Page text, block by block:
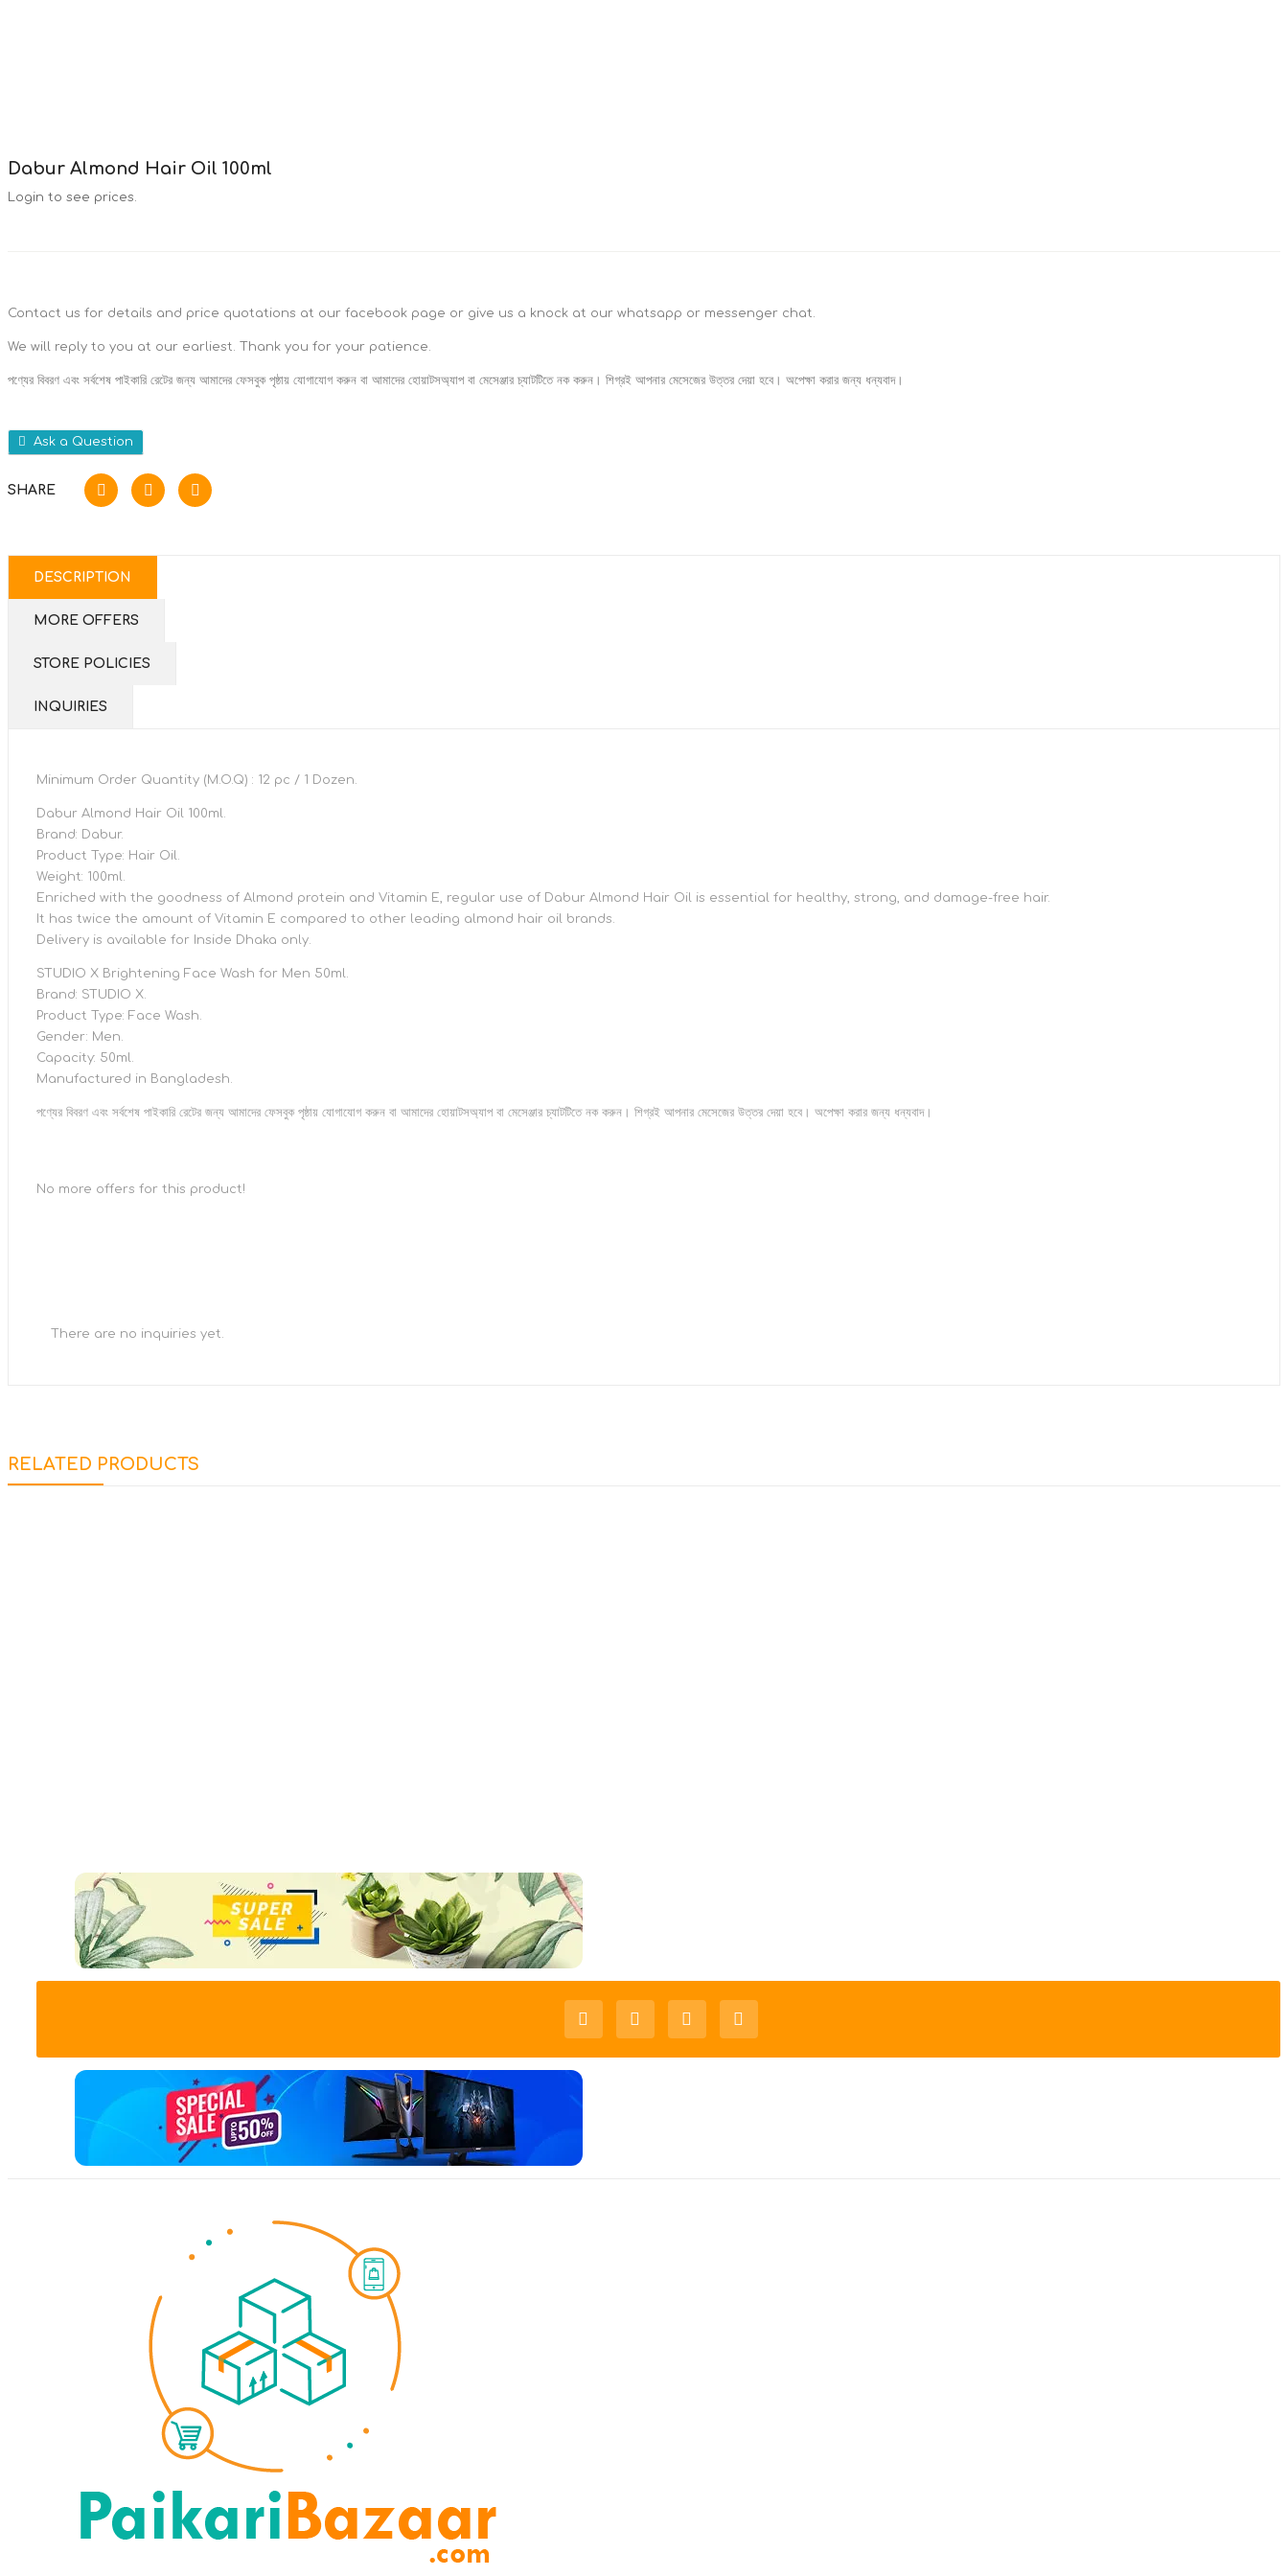
Dabur Almond Hair Oil 100ml
Login to see prices.
Contact us for details and price quotations at our facebook page or give us a knock at our whatsapp or messenger chat.
We will reply to you at our earliest. Thank you for your patience.
পণ্যের বিবরণ এবং সর্বশেষ পাইকারি রেটের জন্য আমাদের ফেসবুক পৃষ্ঠায় যোগাযোগ করুন বা আমাদের হোয়াটসঅ্যাপ বা মেসেঞ্জার চ্যাটটিতে নক করুন। শিগ্রই আপনার মেসেজের উত্তর দেয়া হবে। অপেক্ষা করার জন্য ধন্যবাদ।
Ask a Question
SHARE
DESCRIPTION
MORE OFFERS
STORE POLICIES
INQUIRIES
Minimum Order Quantity (M.O.Q) : 12 pc / 1 Dozen.
Dabur Almond Hair Oil 100ml.
Brand: Dabur.
Product Type: Hair Oil.
Weight: 100ml.
Enriched with the goodness of Almond protein and Vitamin E, regular use of Dabur Almond Hair Oil is essential for healthy, strong, and damage-free hair.
It has twice the amount of Vitamin E compared to other leading almond hair oil brands.
Delivery is available for Inside Dhaka only.
STUDIO X Brightening Face Wash for Men 50ml.
Brand: STUDIO X.
Product Type: Face Wash.
Gender: Men.
Capacity: 50ml.
Manufactured in Bangladesh.
পণ্যের বিবরণ এবং সর্বশেষ পাইকারি রেটের জন্য আমাদের ফেসবুক পৃষ্ঠায় যোগাযোগ করুন বা আমাদের হোয়াটসঅ্যাপ বা মেসেঞ্জার চ্যাটটিতে নক করুন। শিগ্রই আপনার মেসেজের উত্তর দেয়া হবে। অপেক্ষা করার জন্য ধন্যবাদ।
No more offers for this product!
There are no inquiries yet.
RELATED PRODUCTS